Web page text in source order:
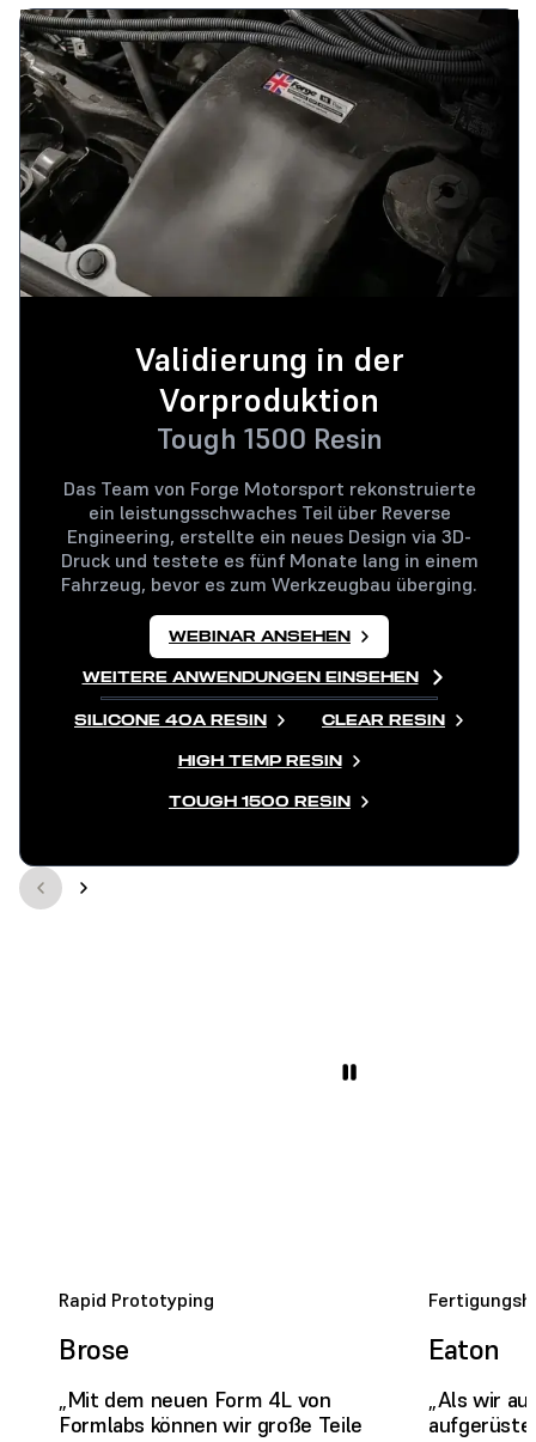
Validierung in der
Vorproduktion
Tough 1500 Resin
Das Team von Forge Motorsport rekonstruierte
ein leistungsschwaches Teil über Reverse
Engineering, erstellte ein neues Design via 3D-
Druck und testete es fünf Monate lang in einem
Fahrzeug, bevor es zum Werkzeugbau überging.
WEBINAR ANSEHEN
WEITERE ANWENDUNGEN EINSEHEN
SILICONE 40A RESIN CLEAR RESIN
HIGH TEMP RESIN
TOUGH 1500 RESIN
Rapid Prototyping
Brose
„Mit dem neuen Form 4L von
Formlabs können wir große Teile
Eaton
„Als wir